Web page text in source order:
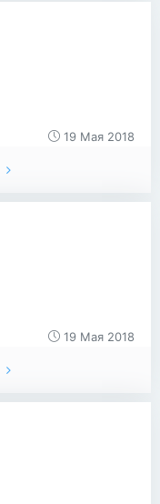
19 Мая 2018
19 Мая 2018